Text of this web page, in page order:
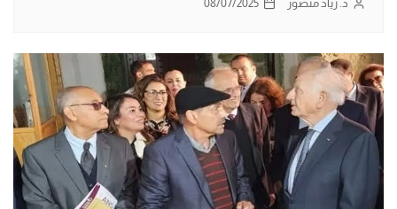
د. زياد منصور 08/07/2025